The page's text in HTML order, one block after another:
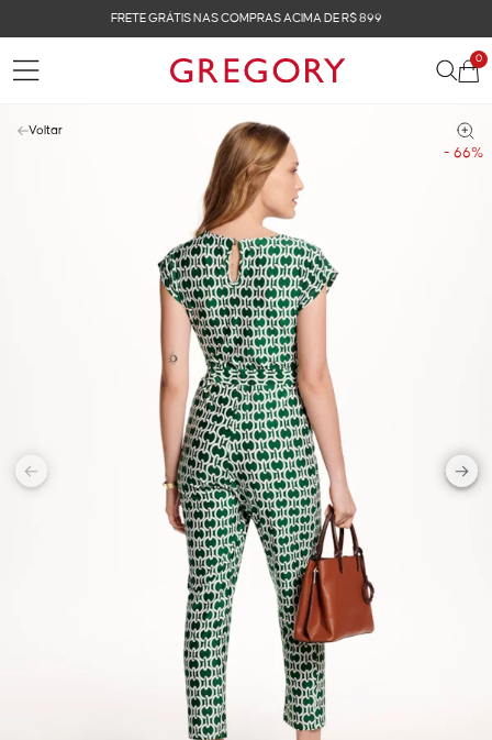
FRETE GRÁTIS NAS COMPRAS ACIMA DE R$ 899
0
- 66%
Voltar